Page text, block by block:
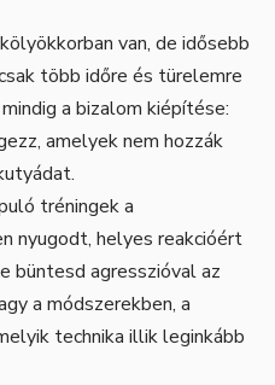
van, de idősebb
több időre és türelemre
a bizalom kiépítése:
amelyek nem hozzák
tréningek a
nyugodt, helyes reakcióért
büntesd agresszióval az
a módszerekben, a
technika illik leginkább